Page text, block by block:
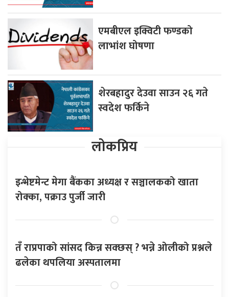
एमबीएल इक्विटी फण्डको
लाभांश घोषणा
शेरबहादुर देउवा साउन २६ गते
स्वदेश फर्किने
लोकप्रिय
इन्भेष्टमेन्ट मेगा बैंकका अध्यक्ष र सञ्चालकको खाता
रोक्का, पक्राउ पुर्जी जारी
तँ राप्रपाको सांसद किन्न सक्छस् ? भन्ने ओलीको प्रश्नले
ढलेका थपलिया अस्पतालमा